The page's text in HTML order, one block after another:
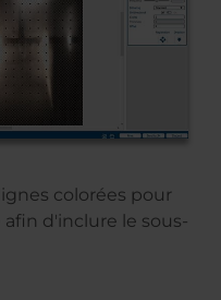
colorées pour
d'inclure le sous-